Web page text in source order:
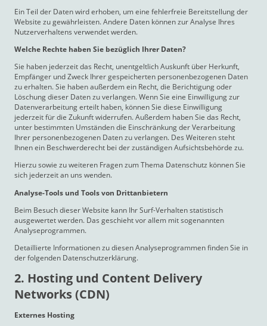
Ein Teil der Daten wird erhoben, um eine fehlerfreie Bereitstellung der
Website zu gewährleisten. Andere Daten können zur Analyse Ihres
Nutzerverhaltens verwendet werden.
Welche Rechte haben Sie bezüglich Ihrer Daten?
Sie haben jederzeit das Recht, unentgeltlich Auskunft über Herkunft,
Empfänger und Zweck Ihrer gespeicherten personenbezogenen Daten
zu erhalten. Sie haben außerdem ein Recht, die Berichtigung oder
Löschung dieser Daten zu verlangen. Wenn Sie eine Einwilligung zur
Datenverarbeitung erteilt haben, können Sie diese Einwilligung
jederzeit für die Zukunft widerrufen. Außerdem haben Sie das Recht,
unter bestimmten Umständen die Einschränkung der Verarbeitung
Ihrer personenbezogenen Daten zu verlangen. Des Weiteren steht
Ihnen ein Beschwerderecht bei der zuständigen Aufsichtsbehörde zu.
Hierzu sowie zu weiteren Fragen zum Thema Datenschutz können Sie
sich jederzeit an uns wenden.
Analyse-Tools und Tools von Dritt­anbietern
Beim Besuch dieser Website kann Ihr Surf-Verhalten statistisch
ausgewertet werden. Das geschieht vor allem mit sogenannten
Analyseprogrammen.
Detaillierte Informationen zu diesen Analyseprogrammen finden Sie in
der folgenden Datenschutzerklärung.
2. Hosting und Content Delivery
Networks (CDN)
Externes Hosting